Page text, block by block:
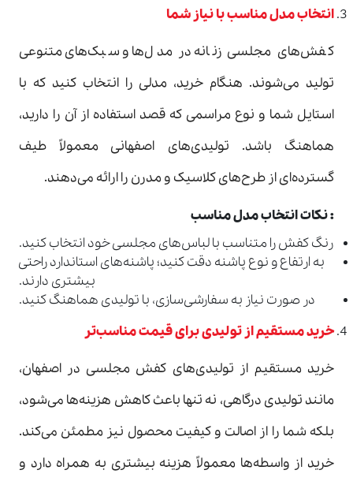
انتخاب مدل مناسب با نیاز شما
کفش‌های مجلسی زنانه در مدل‌ها و سبک‌های متنوعی
تولید می‌شوند. هنگام خرید، مدلی را انتخاب کنید که با
استایل شما و نوع مراسمی که قصد استفاده از آن را دارید،
هماهنگ باشد. تولیدی‌های اصفهانی معمولاً طیف
گسترده‌ای از طرح‌های کلاسیک و مدرن را ارائه می‌دهند.
:نکات انتخاب مدل مناسب
رنگ کفش را متناسب با لباس‌های مجلسی خود انتخاب کنید.
به ارتفاع و نوع پاشنه دقت کنید؛ پاشنه‌های استاندارد راحتی
بیشتری دارند.
در صورت نیاز به سفارشی‌سازی، با تولیدی هماهنگ کنید.
خرید مستقیم از تولیدی برای قیمت مناسب‌تر
خرید مستقیم از تولیدی‌های کفش مجلسی در اصفهان،
مانند تولیدی درگاهی، نه تنها باعث کاهش هزینه‌ها می‌شود،
بلکه شما را از اصالت و کیفیت محصول نیز مطمئن می‌کند.
خرید از واسطه‌ها معمولاً هزینه بیشتری به همراه دارد و